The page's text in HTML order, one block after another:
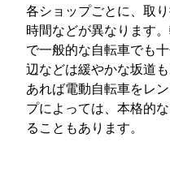
各ショップごとに、取
時間などが異なります
で一般的な自転車でも
辺などは緩やかな坂道
あれば電動自転車をレ
プによっては、本格的
ることもあります。